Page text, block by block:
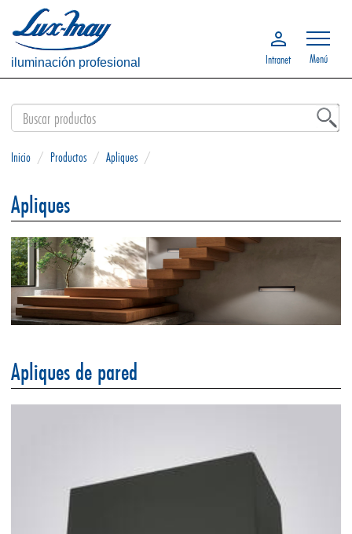
iluminación profesional Intranet Menú
Inicio / Productos / Apliques /
Apliques
Apliques de pared